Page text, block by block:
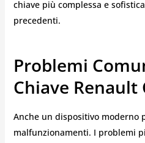
chiave più complessa e
precedenti.
Problemi
Chiave Renault
Anche un dispositivo moderno
malfunzionamenti. I problemi